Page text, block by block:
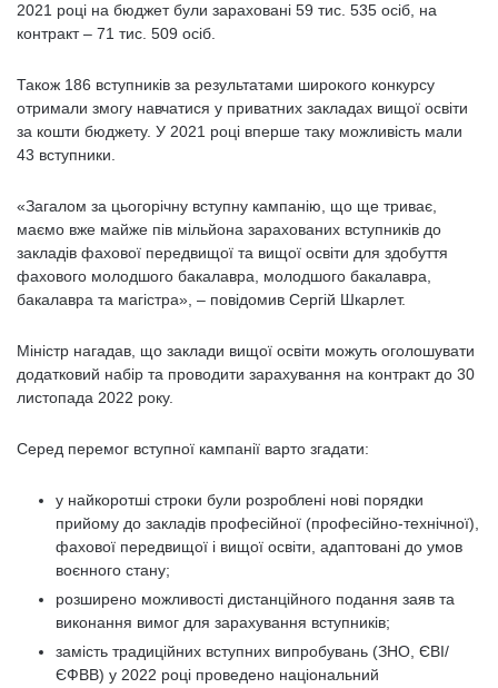
2021 році на бюджет були зараховані 59 тис. 535 осіб, на
контракт – 71 тис. 509 осіб.
Також 186 вступників за результатами широкого конкурсу
отримали змогу навчатися у приватних закладах вищої освіти
за кошти бюджету. У 2021 році вперше таку можливість мали
43 вступники.
«Загалом за цьогорічну вступну кампанію, що ще триває,
маємо вже майже пів мільйона зарахованих вступників до
закладів фахової передвищої та вищої освіти для здобуття
фахового молодшого бакалавра, молодшого бакалавра,
бакалавра та магістра», – повідомив Сергій Шкарлет.
Міністр нагадав, що заклади вищої освіти можуть оголошувати
додатковий набір та проводити зарахування на контракт до 30
листопада 2022 року.
Серед перемог вступної кампанії варто згадати:
у найкоротші строки були розроблені нові порядки
прийому до закладів професійної (професійно-технічної),
фахової передвищої і вищої освіти, адаптовані до умов
воєнного стану;
розширено можливості дистанційного подання заяв та
виконання вимог для зарахування вступників;
замість традиційних вступних випробувань (ЗНО, ЄВІ/
ЄФВВ) у 2022 році проведено національний